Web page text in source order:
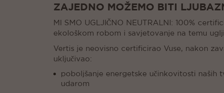
ZAJEDNO MOŽEMO BITI
MI SMO UGLJIČNO NEUTRALNI: 100%
ekološkom robom i savjetovanje na temu
Vertis je neovisno certificirao Vuse, nakon
uključivao:
poboljšanje energetske učinkovitosti naših
udarom